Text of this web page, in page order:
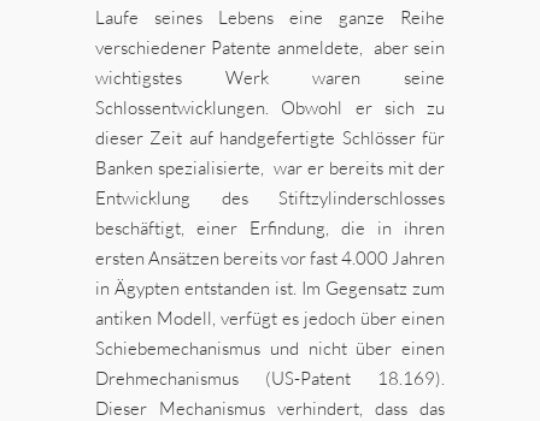
Laufe seines Lebens eine ganze Reihe
verschiedener Patente anmeldete, aber sein
wichtigstes Werk waren seine
Schlossentwicklungen. Obwohl er sich zu
dieser Zeit auf handgefertigte Schlösser für
Banken spezialisierte, war er bereits mit der
Entwicklung des Stiftzylinderschlosses
beschäftigt, einer Erfindung, die in ihren
ersten Ansätzen bereits vor fast 4.000 Jahren
in Ägypten entstanden ist. Im Gegensatz zum
antiken Modell, verfügt es jedoch über einen
Schiebemechanismus und nicht über einen
Drehmechanismus (US-Patent 18.169).
Dieser Mechanismus verhindert, dass das